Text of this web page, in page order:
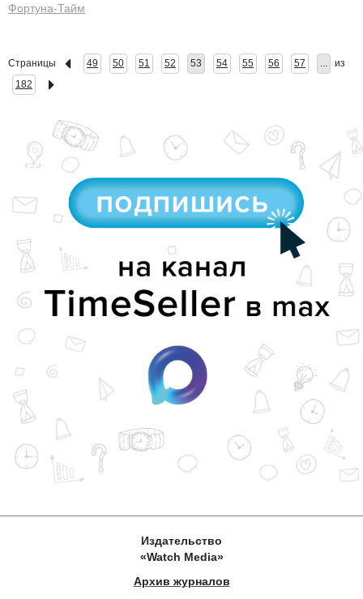
Фортуна-Тайм
Страницы 49 50 51 52 53 54 55 56 57 ...
из
182
Издательство
«Watch Media»
Архив журналов